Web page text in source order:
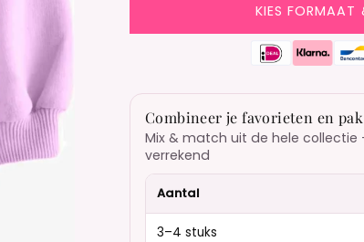
KIES
Combineer je favorieten en
Mix & match uit de hele
verrekend
Aantal
3–4 stuks